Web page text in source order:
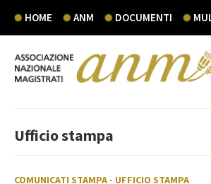
HOME ANM DOCUMENTI
Ufficio stampa
COMUNICATI STAMPA - UFFICIO STAMPA